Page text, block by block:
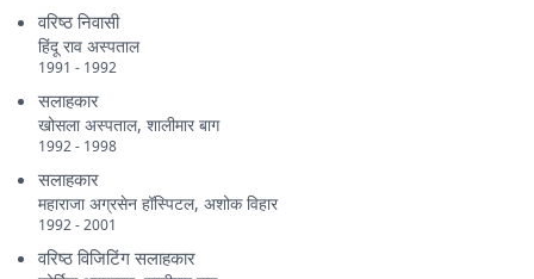
वरिष्ठ निवासी
हिंदू राव अस्पताल
1991 - 1992
सलाहकार
खोसला अस्पताल, शालीमार बाग
1992 - 1998
सलाहकार
महाराजा अग्रसेन हॉस्पिटल, अशोक विहार
1992 - 2001
वरिष्ठ विजिटिंग सलाहकार